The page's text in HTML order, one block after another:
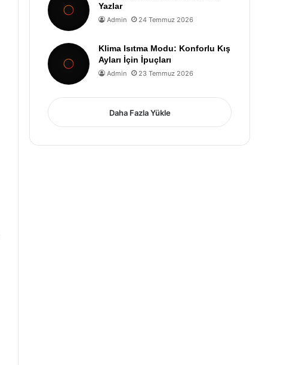
Yazlar
Admin 24 Temmuz 2026
Klima Isıtma Modu: Konforlu Kış
Ayları İçin İpuçları
Admin 23 Temmuz 2026
Daha Fazla Yükle